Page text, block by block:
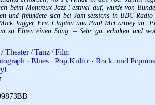
beim Montreux Jazz Festival auf, wurde von
und freundete sich bei Jam sessions in BBC-
Jagger, Eric Clapton und Paul McCartney an.
zu Ehren einen Song. – Sehr gut erhalten und
Theater / Tanz / Film
· Blues · Pop-Kultur· Rock- und